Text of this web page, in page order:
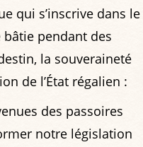
qui s’inscrive dans le
pendant des
la souveraineté
de l’État régalien :
des passoires
notre législation